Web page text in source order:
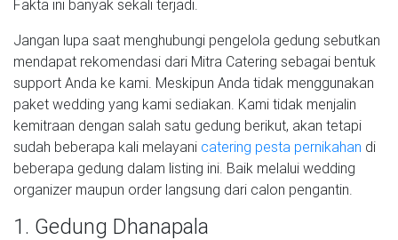
Fakta ini banyak sekali terjadi.
Jangan lupa saat menghubungi pengelola gedung sebutkan
mendapat rekomendasi dari Mitra Catering sebagai bentuk
support Anda ke kami. Meskipun Anda tidak menggunakan
paket wedding yang kami sediakan. Kami tidak menjalin
kemitraan dengan salah satu gedung berikut, akan tetapi
sudah beberapa kali melayani catering pesta pernikahan di
beberapa gedung dalam listing ini. Baik melalui wedding
organizer maupun order langsung dari calon pengantin.
1. Gedung Dhanapala